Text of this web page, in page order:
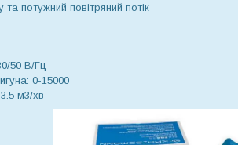
потужний повітряний потік
50 В/Гц
0-15000
м3/хв